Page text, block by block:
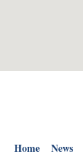
Home News